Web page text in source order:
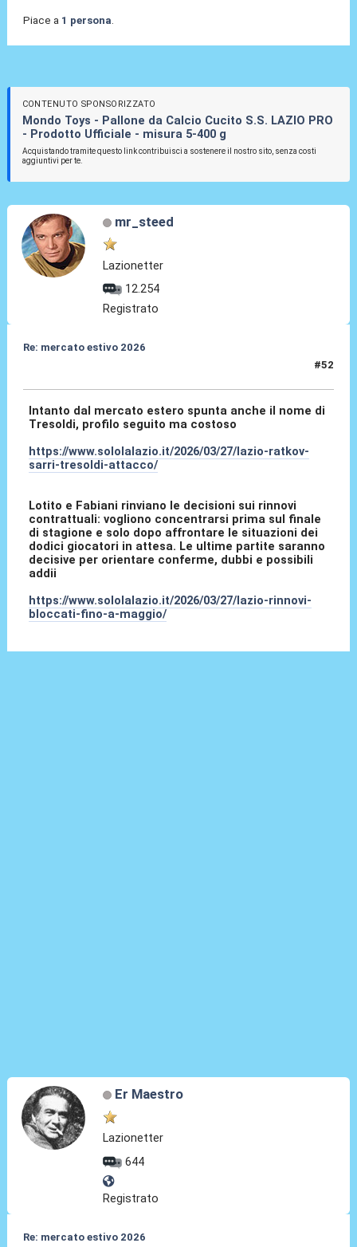
Piace a 1 persona.
CONTENUTO SPONSORIZZATO
Mondo Toys - Pallone da Calcio Cucito S.S. LAZIO PRO
- Prodotto Ufficiale - misura 5-400 g
Acquistando tramite questo link contribuisci a sostenere il nostro sito, senza costi
aggiuntivi per te.
mr_steed
Lazionetter
12.254
Registrato
Re: mercato estivo 2026
#52
Intanto dal mercato estero spunta anche il nome di
Tresoldi, profilo seguito ma costoso
https://www.sololalazio.it/2026/03/27/lazio-ratkov-
sarri-tresoldi-attacco/
Lotito e Fabiani rinviano le decisioni sui rinnovi
contrattuali: vogliono concentrarsi prima sul finale
di stagione e solo dopo affrontare le situazioni dei
dodici giocatori in attesa. Le ultime partite saranno
decisive per orientare conferme, dubbi e possibili
addii
https://www.sololalazio.it/2026/03/27/lazio-rinnovi-
bloccati-fino-a-maggio/
Er Maestro
Lazionetter
644
Registrato
Re: mercato estivo 2026